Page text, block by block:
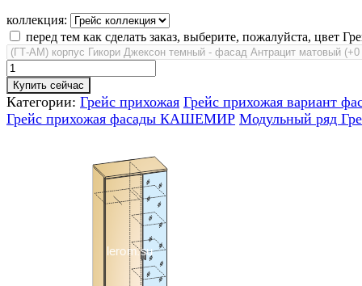
коллекция:
перед тем как сделать заказ, выберите, пожалуйста, цвет
Купить сейчас
Категории: Грейс прихожая Грейс прихожая вариант
Грейс прихожая фасады КАШЕМИР Модульный ряд